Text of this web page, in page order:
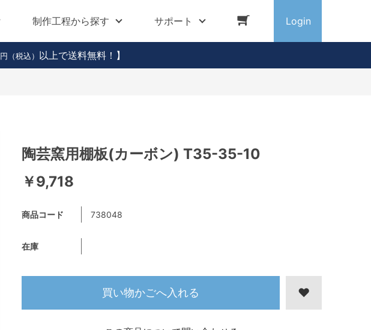
制作工程から探す サポート Login
円（税込） 以上で送料無料！】
陶芸窯用棚板(カーボン) T35-35-10
￥9,718
商品コード 738048
在庫
買い物かごへ入れる